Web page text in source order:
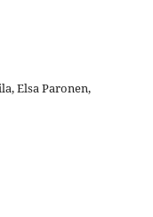
Elsa Paronen,